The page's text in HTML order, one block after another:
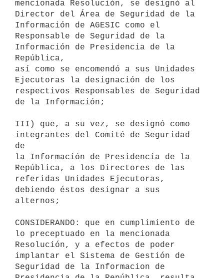
mencionada Resolución, se designó al
Director del Área de Seguridad de la
Información de AGESIC como el
Responsable de Seguridad de la
Información de Presidencia de la
República,
así como se encomendó a sus Unidades
Ejecutoras la designación de los
respectivos Responsables de Seguridad
de la Información;
III) que, a su vez, se designó como
integrantes del Comité de Seguridad
de
la Información de Presidencia de la
República, a los Directores de las
referidas Unidades Ejecutoras,
debiendo éstos designar a sus
alternos;
CONSIDERANDO: que en cumplimiento de
lo preceptuado en la mencionada
Resolución, y a efectos de poder
implantar el Sistema de Gestión de
Seguridad de la Informacion de